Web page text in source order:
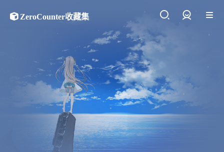
ZeroCounter收藏集
登录